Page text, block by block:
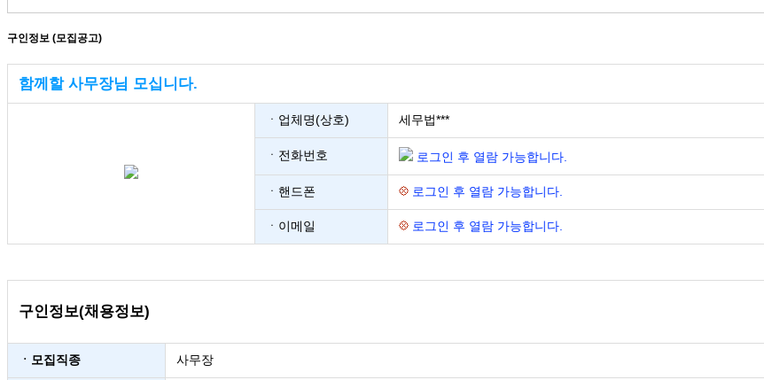
구인정보 (모집공고)
함께할 사무장님 모십니다.
ㆍ업체명(상호) 세무법***
ㆍ전화번호 로그인 후 열람 가능합니다.
ㆍ핸드폰 로그인 후 열람 가능합니다.
ㆍ이메일 로그인 후 열람 가능합니다.
구인정보(채용정보)
ㆍ모집직종 사무장